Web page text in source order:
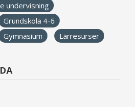
undervisning
Grundskola 4-6
Gymnasium Lärresurser